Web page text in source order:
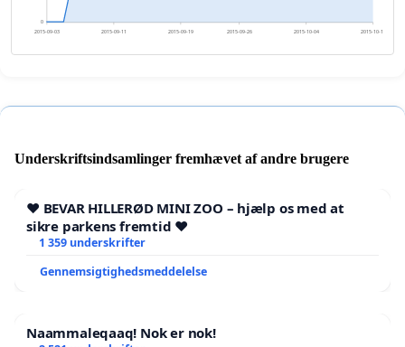
0
2015-09-03 2015-09-11 2015-09-19 2015-09-26 2015-10-04 2015-10-12
Underskriftsindsamlinger fremhævet af andre brugere
❤️ BEVAR HILLERØD MINI ZOO – hjælp os med at
sikre parkens fremtid ❤️
1 359 underskrifter
Gennemsigtighedsmeddelelse
Naammaleqaaq! Nok er nok!